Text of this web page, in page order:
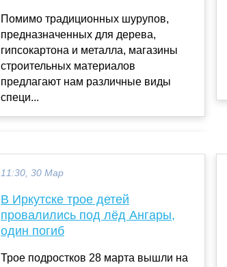
Помимо традиционных шурупов,
предназначенных для дерева,
гипсокартона и металла, магазины
строительных материалов
предлагают нам различные виды
специ...
11:30, 30 Мар
В Иркутске трое детей
провалились под лёд Ангары,
один погиб
Трое подростков 28 марта вышли на